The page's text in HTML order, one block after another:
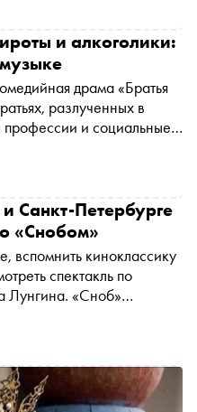
и алкоголики:
драма «Братья
разлученных в
и социальные
их мирами. По случаю
музыка
Санкт-Петербурге
«Снобом»
вспомнить киноклассику
спектакль по
Лунгина. «Сноб»